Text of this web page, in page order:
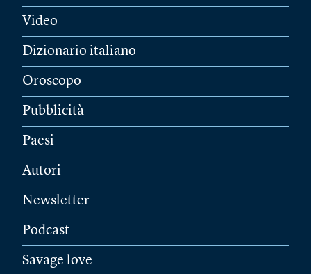
Video
Dizionario italiano
Oroscopo
Pubblicità
Paesi
Autori
Newsletter
Podcast
Savage love